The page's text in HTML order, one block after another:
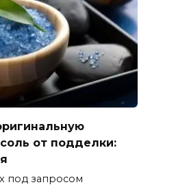
от подделки:
под запросом